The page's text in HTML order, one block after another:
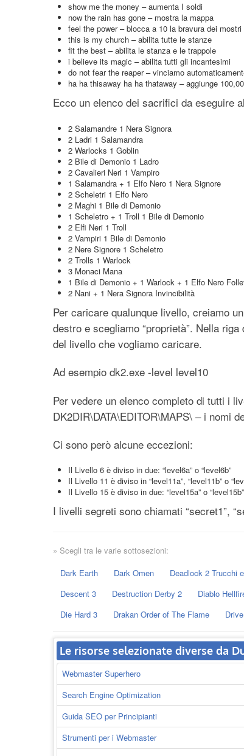
show me the money – aumenta I soldi
now the rain has gone – mostra la mappa
feel the power – blocca a 10 la bravura dei mostri
this is my church – abilita tutte le stanze
fit the best – abilita le stanza e le trappole
i believe its magic – abilita tutti gli incantesimi
do not fear the reaper – vinciamo
ha ha thisaway ha ha thataway – aggiunge
Ecco un elenco dei sacrifici da eseguire
2 Salamandre 1 Nera Signora
2 Ladri 1 Salamandra
2 Warlocks 1 Goblin
2 Bile di Demonio 1 Ladro
2 Cavalieri Neri 1 Vampiro
1 Salamandra + 1 Elfo Nero 1 Nera Signore
2 Scheletri 1 Elfo Nero
2 Maghi 1 Bile di Demonio
1 Scheletro + 1 Troll 1 Bile di Demonio
2 Elfi Neri 1 Troll
2 Vampiri 1 Bile di Demonio
2 Nere Signore 1 Scheletro
2 Trolls 1 Warlock
3 Monaci Mana
1 Bile di Demonio + 1 Warlock + 1 Elfo Nero
2 Nani + 1 Nera Signora Invincibilità
Per caricare qualunque livello, creiamo
destro e scegliamo “proprietà”. Nella
del livello che vogliamo caricare.
Ad esempio dk2.exe -level level10
Per vedere un elenco completo di tutti i
DK2DIR\DATA\EDITOR\MAPS\ – i nomi
Ci sono però alcune eccezioni:
Il Livello 6 è diviso in due: “level6a” o “level6b”
Il Livello 11 è diviso in “level11a”, “level11b” o
Il Livello 15 è diviso in due: “level15a” o “level15b”
I livelli segreti sono chiamati “secret1”,
» Scegli tra le varie sottosezioni:
Dark Earth
Dark Omen Deadlock 2 Trucchi
Descent 3
Destruction Derby 2 Diablo
Die Hard 3
Drakan Order of The Flame
Le risorse selezionate diverse da
Webmaster Superhero
Search Engine Optimization
Guida SEO per Principianti
Strumenti per i Webmaster